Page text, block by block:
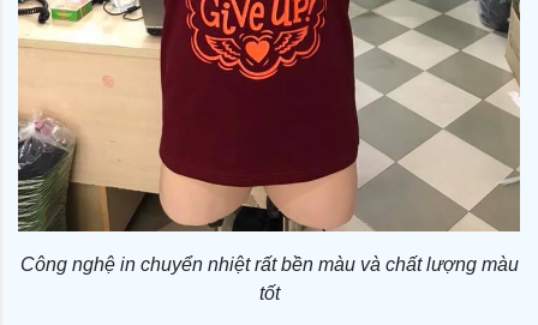
Công nghệ in chuyển nhiệt rất bền màu và chất lượng màu
tốt